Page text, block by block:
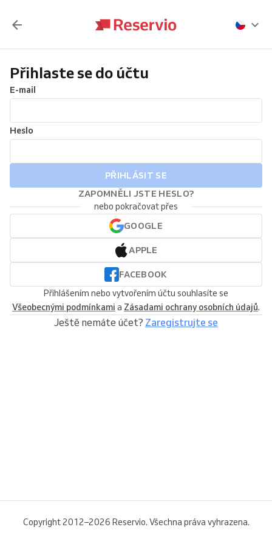
Přihlaste se do účtu
E-mail
Heslo
PŘIHLÁSIT SE
ZAPOMNĚLI JSTE HESLO?
nebo pokračovat přes
GOOGLE
APPLE
FACEBOOK
Přihlášením nebo vytvořením účtu souhlasíte se
Všeobecnými podmínkami a Zásadami ochrany osobních údajů.
Ještě nemáte účet? Zaregistrujte se
Copyright 2012–2026 Reservio. Všechna práva vyhrazena.